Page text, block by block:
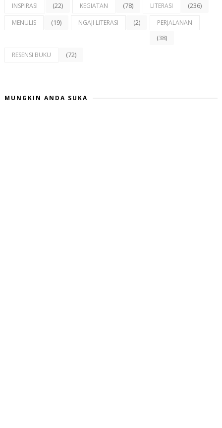
INSPIRASI (22) KEGIATAN (78) LITERASI (236)
MENULIS (19) NGAJI LITERASI (2) PERJALANAN
(38)
RESENSI BUKU (72)
MUNGKIN ANDA SUKA